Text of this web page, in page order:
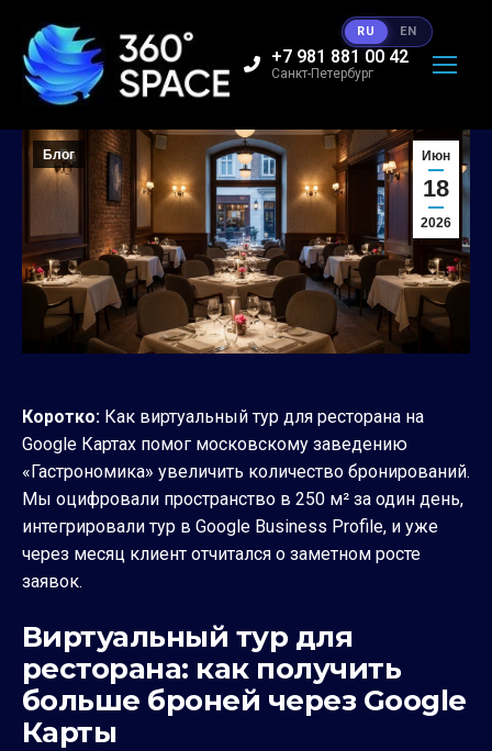
+7 981 881 00 42
Санкт-Петербург
Июн
18
2026
Блог
Коротко: Как виртуальный тур для ресторана на
Google Картах помог московскому заведению
«Гастрономика» увеличить количество бронирований.
Мы оцифровали пространство в 250 м² за один день,
интегрировали тур в Google Business Profile, и уже
через месяц клиент отчитался о заметном росте
заявок.
Виртуальный тур для
ресторана: как получить
больше броней через Google
Карты
RU EN